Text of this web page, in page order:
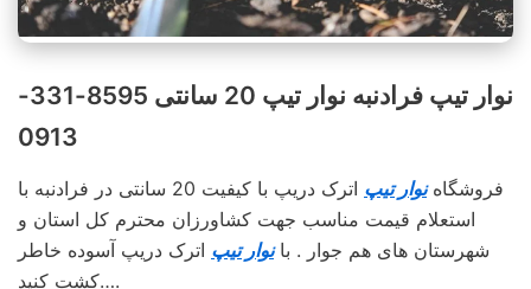
نوار تیپ فرادنبه نوار تیپ 20 سانتی 8595-331-
0913
فروشگاهنوار تیپ
اترک دریپ با کیفیت 20 سانتی در فرادنبه با
استعلام قیمت مناسب جهت کشاورزان محترم کل استان و
شهرستان های هم جوار . بانوار تیپ اترک دریپ آسوده خاطر
کشت کنید….